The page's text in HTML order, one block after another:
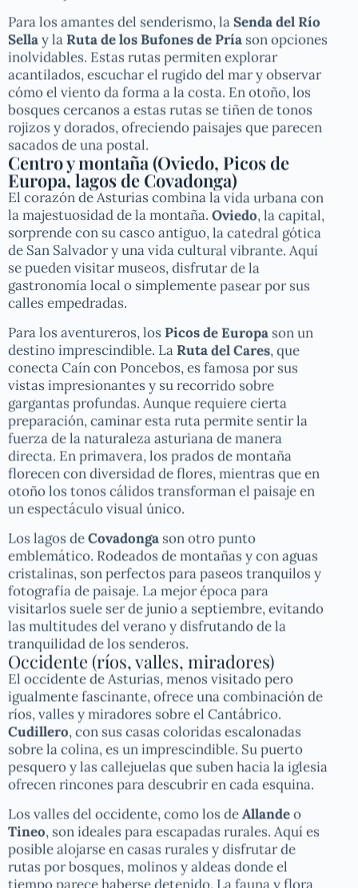
Para los amantes del senderismo, la Senda del Río
Sella y la Ruta de los Bufones de Pría son opciones
inolvidables. Estas rutas permiten explorar
acantilados, escuchar el rugido del mar y observar
cómo el viento da forma a la costa. En otoño, los
bosques cercanos a estas rutas se tiñen de tonos
rojizos y dorados, ofreciendo paisajes que parecen
sacados de una postal.
Centro y montaña (Oviedo, Picos de
Europa, lagos de Covadonga)
El corazón de Asturias combina la vida urbana con
la majestuosidad de la montaña. Oviedo , la capital,
sorprende con su casco antiguo, la catedral gótica
de San Salvador y una vida cultural vibrante. Aquí
se pueden visitar museos, disfrutar de la
gastronomía local o simplemente pasear por sus
calles empedradas.
Para los aventureros, losPicos de Europa son un
destino imprescindible. La Ruta del Cares , que
conecta Caín con Poncebos, es famosa por sus
vistas impresionantes y su recorrido sobre
gargantas profundas. Aunque requiere cierta
preparación, caminar esta ruta permite sentir la
fuerza de la naturaleza asturiana de manera
directa. En primavera, los prados de montaña
florecen con diversidad de flores, mientras que en
otoño los tonos cálidos transforman el paisaje en
un espectáculo visual único.
Los lagos deCovadonga son otro punto
emblemático. Rodeados de montañas y con aguas
cristalinas, son perfectos para paseos tranquilos y
fotografía de paisaje. La mejor época para
visitarlos suele ser de junio a septiembre, evitando
las multitudes del verano y disfrutando de la
tranquilidad de los senderos.
Occidente (ríos, valles, miradores)
El occidente de Asturias, menos visitado pero
igualmente fascinante, ofrece una combinación de
ríos, valles y miradores sobre el Cantábrico.
Cudillero , con sus casas coloridas escalonadas
sobre la colina, es un imprescindible. Su puerto
pesquero y las callejuelas que suben hacia la iglesia
ofrecen rincones para descubrir en cada esquina.
Los valles del occidente, como los de Allandeo
Tineo , son ideales para escapadas rurales. Aquí es
posible alojarse en casas rurales y disfrutar de
rutas por bosques, molinos y aldeas donde el
tiempo parece haberse detenido. La fauna y flora